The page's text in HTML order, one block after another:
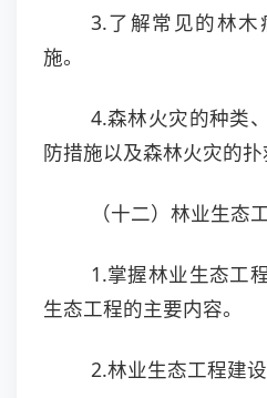
3.了解常见的林
施。
4.森林火灾的种类
防措施以及森林火灾的扑
（十二）林业生态
1.掌握林业生态工
生态工程的主要内容。
2.林业生态工程建设